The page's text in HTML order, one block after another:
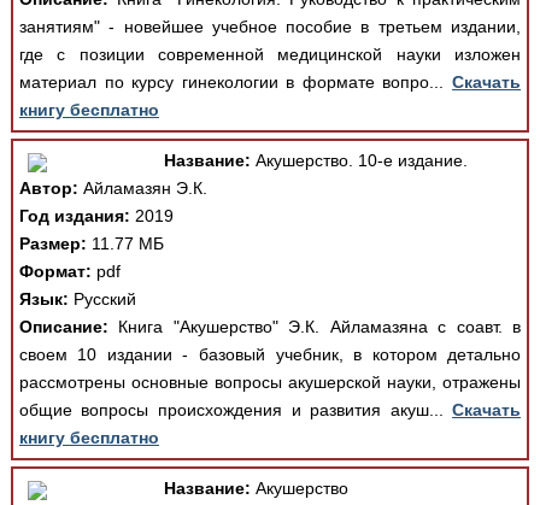
занятиям" - новейшее учебное пособие в третьем издании,
где с позиции современной медицинской науки изложен
материал по курсу гинекологии в формате вопро...Скачать
книгу бесплатно
Название: Акушерство. 10-е издание.
Автор: Айламазян Э.К.
Год издания: 2019
Размер: 11.77 МБ
Формат: pdf
Язык: Русский
Описание: Книга "Акушерство" Э.К. Айламазяна с соавт. в
своем 10 издании - базовый учебник, в котором детально
рассмотрены основные вопросы акушерской науки, отражены
общие вопросы происхождения и развития акуш...Скачать
книгу бесплатно
Название: Акушерство